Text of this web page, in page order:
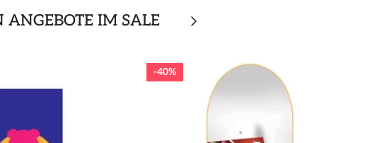
ANGEBOTE IM SALE
40%